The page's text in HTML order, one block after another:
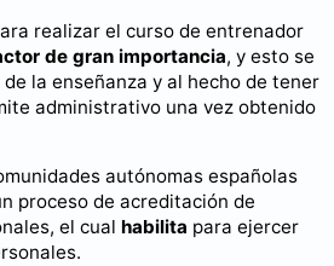
realizar el curso de entrenador
de gran importancia, y esto se
la enseñanza y al hecho de tener
administrativo una vez obtenido
autónomas españolas
proceso de acreditación de
el cual habilita para ejercer